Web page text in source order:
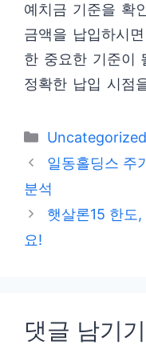
예치금 기준을 확
금액을 납입하시
한 중요한 기준이
정확한 납입 시점
카
테
리
Uncategorized
일동홀딩스 주
분석
햇살론15 한도
요!
댓글 남기기